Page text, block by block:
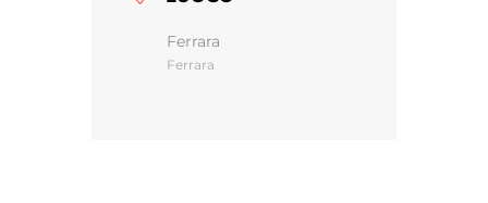
Gestione d’impresa
Ferrara
Ferrara